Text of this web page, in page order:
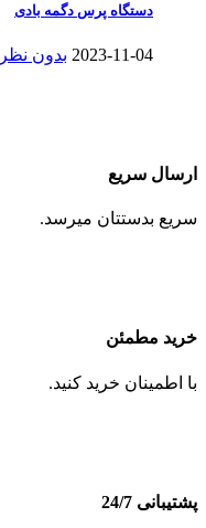
دستگاه پرس دگمه بادی
2023-11-04 بدون نظر
ارسال سریع
سریع بدستتان میرسد.
خرید مطمئن
با اطمینان خرید کنید.
پشتیبانی 24/7